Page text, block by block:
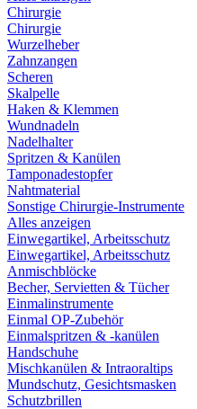
Chirurgie
Chirurgie
Wurzelheber
Zahnzangen
Scheren
Skalpelle
Haken & Klemmen
Wundnadeln
Nadelhalter
Spritzen & Kanülen
Tamponadestopfer
Nahtmaterial
Sonstige Chirurgie-Instrumente
Alles anzeigen
Einwegartikel, Arbeitsschutz
Einwegartikel, Arbeitsschutz
Anmischblöcke
Becher, Servietten & Tücher
Einmalinstrumente
Einmal OP-Zubehör
Einmalspritzen & -kanülen
Handschuhe
Mischkanülen & Intraoraltips
Mundschutz, Gesichtsmasken
Schutzbrillen